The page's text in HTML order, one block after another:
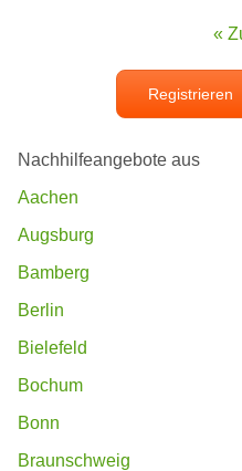
«
Registrieren
Nachhilfeangebote aus
Aachen
Augsburg
Bamberg
Berlin
Bielefeld
Bochum
Bonn
Braunschweig